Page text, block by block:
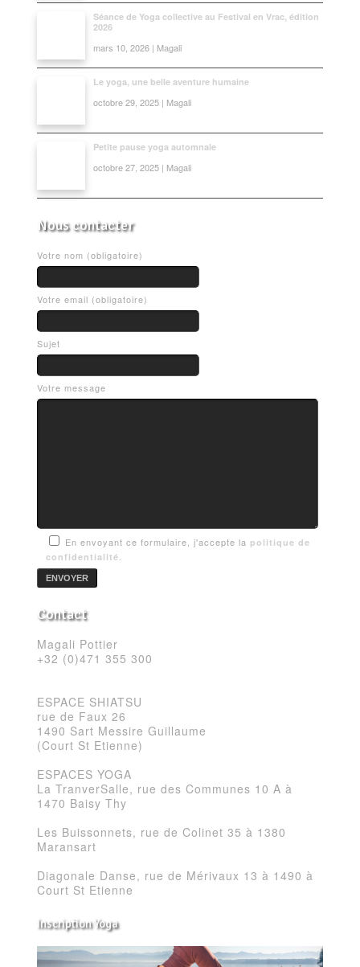
Séance de Yoga collective au Festival en Vrac, édition
2026
mars 10, 2026 | Magali
Le yoga, une belle aventure humaine
octobre 29, 2025 | Magali
Petite pause yoga automnale
octobre 27, 2025 | Magali
Nous contacter
Votre nom (obligatoire)
Votre email (obligatoire)
Sujet
Votre message
En envoyant ce formulaire, j'accepte la politique de
confidentialité.
Contact
Magali Pottier
+32 (0)471 355 300
ESPACE SHIATSU
rue de Faux 26
1490 Sart Messire Guillaume
(Court St Etienne)
ESPACES YOGA
La TranverSalle, rue des Communes 10 A à
1470 Baisy Thy
Les Buissonnets, rue de Colinet 35 à 1380
Maransart
Diagonale Danse, rue de Mérivaux 13 à 1490 à
Court St Etienne
Inscription Yoga